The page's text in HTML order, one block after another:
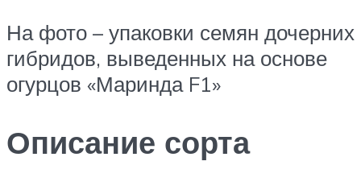
На фото – упаковки семян дочерних
гибридов, выведенных на основе
огурцов «Маринда F1»
Описание сорта